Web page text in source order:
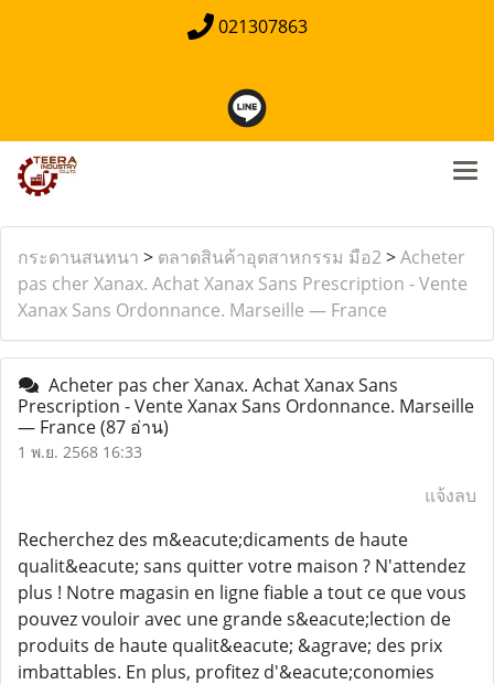
021307863
กระดานสนทนา > ตลาดสินค้าอุตสาหกรรม มือ2>Acheter
pas cher Xanax. Achat Xanax Sans Prescription - Vente
Xanax Sans Ordonnance. Marseille — France
Acheter pas cher Xanax. Achat Xanax Sans
Prescription - Vente Xanax Sans Ordonnance. Marseille
— France(87 อ่าน)
1 พ.ย. 2568 16:33
แจ้งลบ
Recherchez des m&eacute;dicaments de haute
qualit&eacute; sans quitter votre maison ? N'attendez
plus ! Notre magasin en ligne fiable a tout ce que vous
pouvez vouloir avec une grande s&eacute;lection de
produits de haute qualit&eacute; &agrave; des prix
imbattables. En plus, profitez d'&eacute;conomies